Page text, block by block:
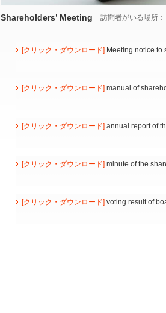
Shareholders’ Meeting 訪問者がいる場所：
[クリック・ダウンロード] Meeting notice to
[クリック・ダウンロード] manual of
[クリック・ダウンロード] annual report of
[クリック・ダウンロード] minute of the
[クリック・ダウンロード] voting result of